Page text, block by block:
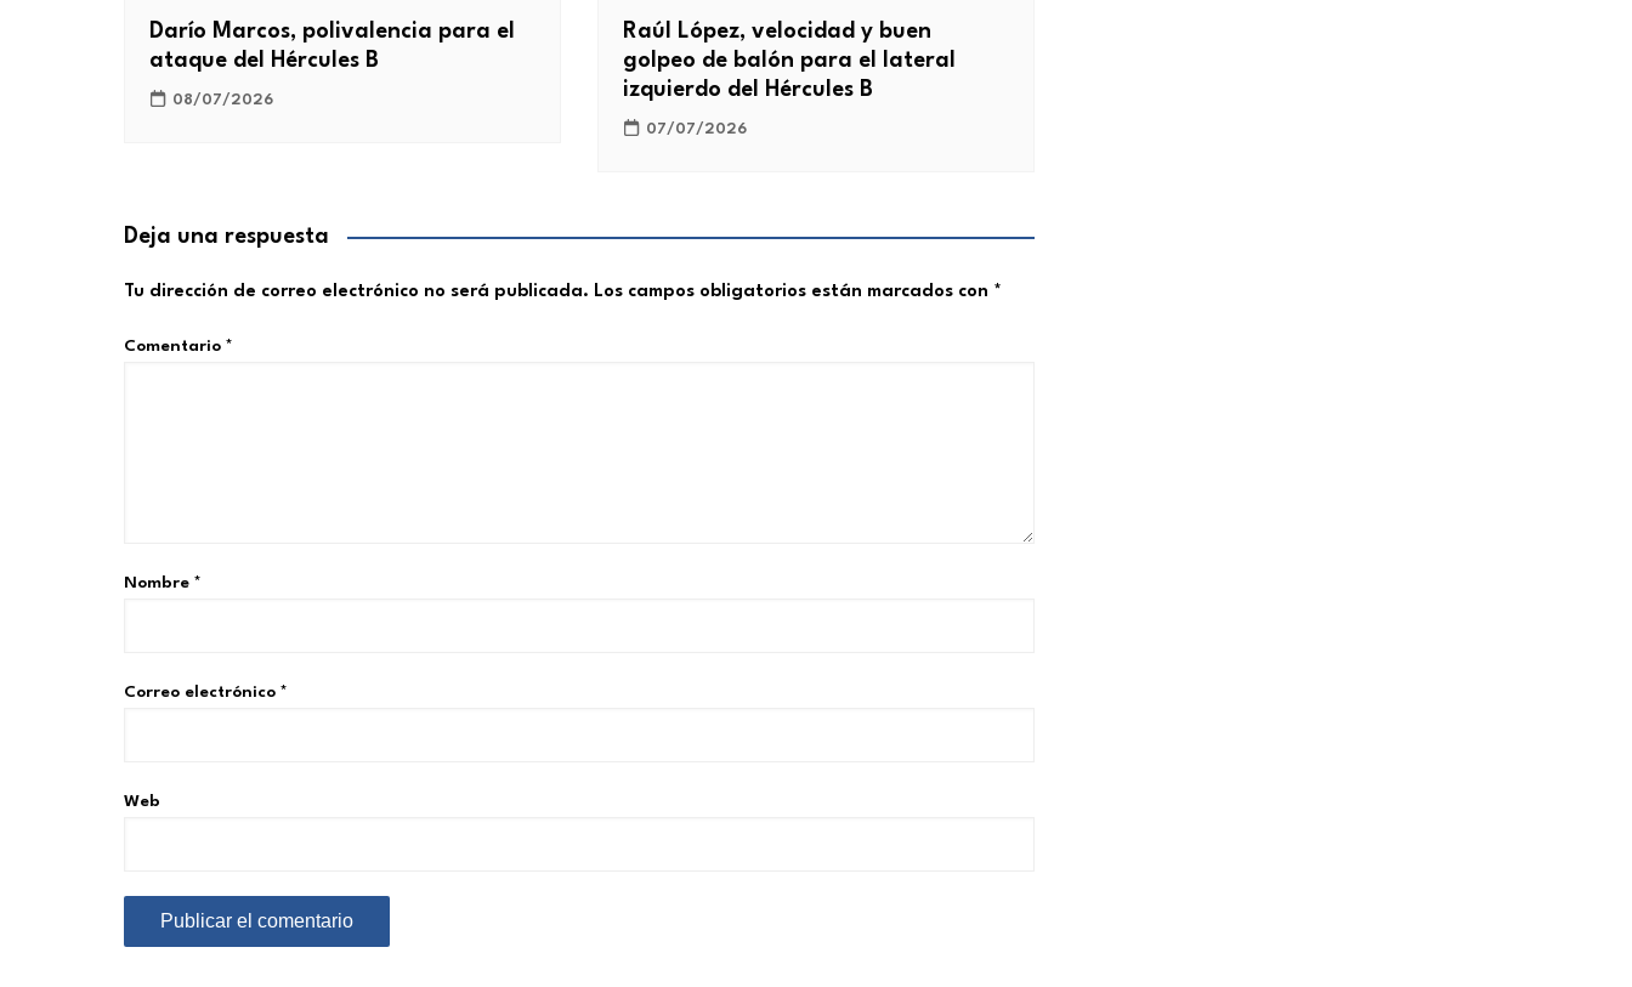
Darío Marcos, polivalencia para el
ataque del Hércules B
08/07/2026
Raúl López, velocidad y buen
golpeo de balón para el lateral
izquierdo del Hércules B
07/07/2026
Deja una respuesta
Tu dirección de correo electrónico no será publicada. Los campos obligatorios están marcados con *
Comentario *
Nombre *
Correo electrónico *
Web